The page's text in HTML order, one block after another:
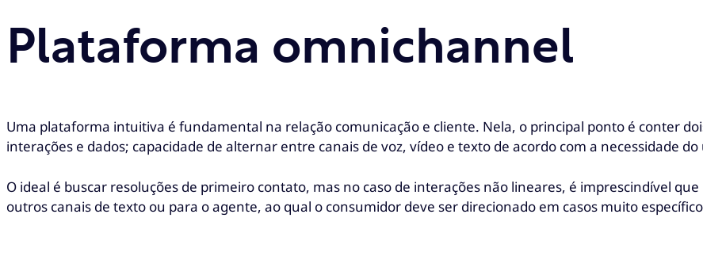
Plataforma omnichannel
Uma plataforma intuitiva é fundamental na relação comunicação e cliente. Nela, o principal ponto é conter
interações e dados; capacidade de alternar entre canais de voz, vídeo e texto de acordo com a necessidade
O ideal é buscar resoluções de primeiro contato, mas no caso de interações não lineares, é imprescindível
outros canais de texto ou para o agente, ao qual o consumidor deve ser direcionado em casos muito